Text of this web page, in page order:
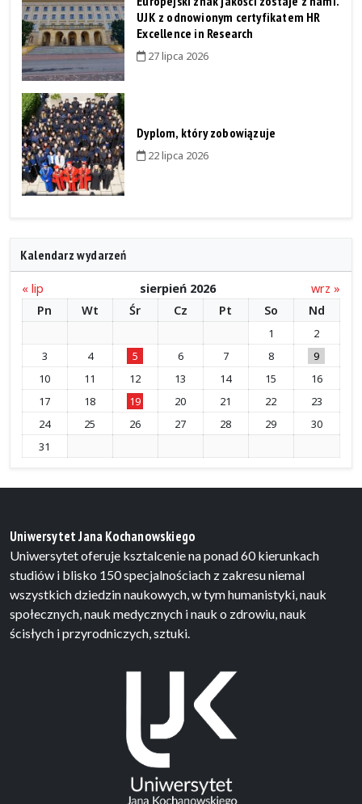
UJK z odnowionym certyfikatem HR
Excellence in Research
27 lipca 2026
Dyplom, który zobowiązuje
22 lipca 2026
Kalendarz wydarzeń
« lip sierpień 2026
wrz »
Pn
Wt Śr Cz Pt So Nd
1
2
3
4 5 6 7 8
9
10
11 12 13 14 15
16
17
18 19 20 21 22
23
24
25 26 27 28 29
30
31
Uniwersytet Jana Kochanowskiego
Uniwersytet oferuje ksztalcenie na ponad 60 kierunkach
studiów i blisko 150 specjalnościach z zakresu niemal
wszystkich dziedzin naukowych, w tym humanistyki, nauk
społecznych, nauk medycznych i nauk o zdrowiu, nauk
ścisłych i przyrodniczych, sztuki.